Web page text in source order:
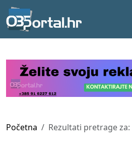
Početna Rezultati pretrage za: